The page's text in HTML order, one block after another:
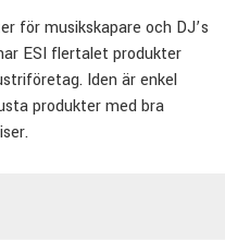
för musikskapare och DJ’s
ESI flertalet produkter
Iden är enkel
produkter med bra